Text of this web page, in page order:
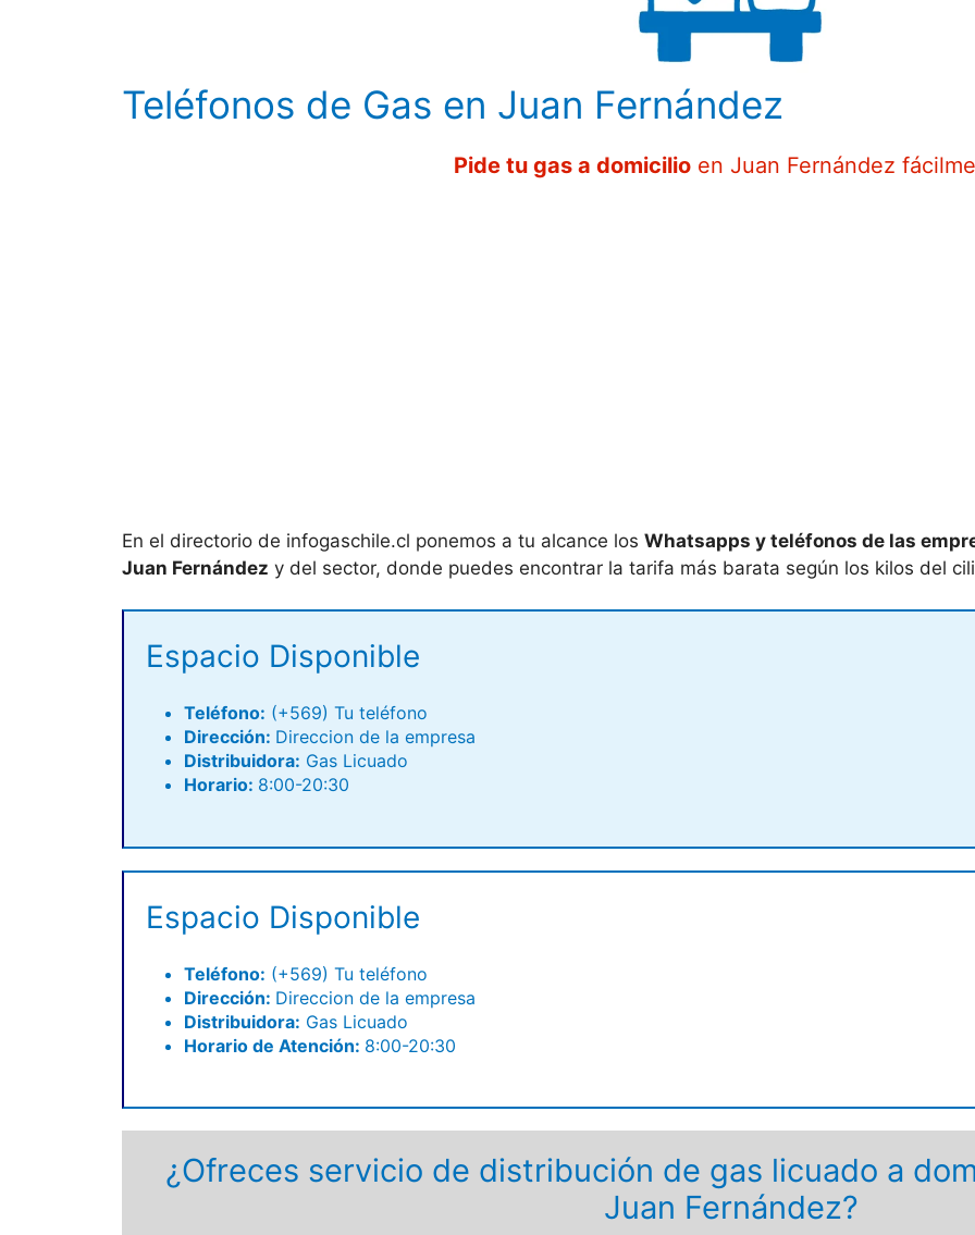
Teléfonos de Gas en Juan Fernández
Pide tu gas a domicilioen Juan Fernández
En el directorio de infogaschile.cl ponemos a tu alcance los Whatsapps y teléfonos de las
Juan Fernández y del sector, donde puedes encontrar la tarifa más barata según los kilos del
Espacio Disponible
Teléfono: (+569) Tu teléfono
Dirección: Direccion de la empresa
Distribuidora: Gas Licuado
Horario: 8:00-20:30
Espacio Disponible
Teléfono: (+569) Tu teléfono
Dirección: Direccion de la empresa
Distribuidora: Gas Licuado
Horario de Atención: 8:00-20:30
¿Ofreces servicio de distribución de gas licuado a
Juan Fernández?